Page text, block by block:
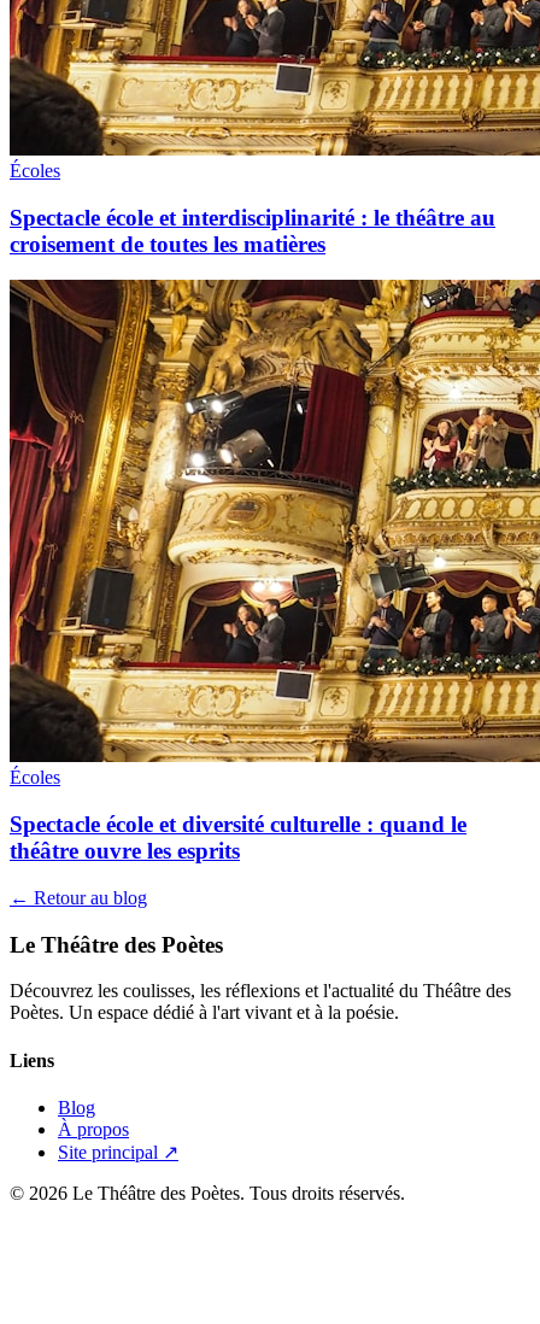
Écoles
Spectacle école et interdisciplinarité : le théâtre au
croisement de toutes les matières
Écoles
Spectacle école et diversité culturelle : quand le
théâtre ouvre les esprits
← Retour au blog
Le Théâtre des Poètes
Découvrez les coulisses, les réflexions et l'actualité du Théâtre des
Poètes. Un espace dédié à l'art vivant et à la poésie.
Liens
Blog
À propos
Site principal ↗
© 2026 Le Théâtre des Poètes. Tous droits réservés.